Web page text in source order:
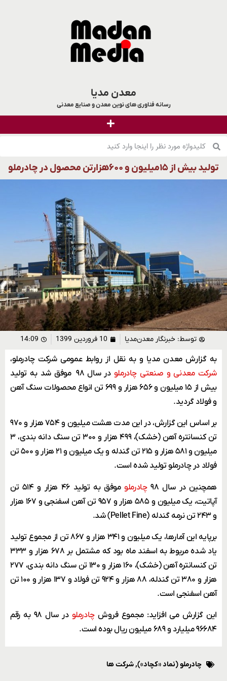
معدن مدیا
رسانه فناوری های نوین معدن و صنایع معدنی
تولید بیش از ۱۵میلیون و ۶۰۰هزارتن محصول در چادرملو
توسط: خبرنگار معدن‌مدیا 10 فروردین 1399 14:09
به گزارش معدن مدیا و به نقل از روابط عمومی شرکت چادرملو،
شرکت معدنی و صنعتی چادرملو
در سال ۹۸ موفق شد به تولید
بیش از ۱۵ میلیون و ۶۵۶ هزار و ۶۹۹ تن انواع محصولات سنگ آهن
و فولاد گردید.
بر اساس این گزارش، در این مدت هشت میلیون و ۷۵۴ هزار و ۹۷۰
تن کنسانتره آهن (خشک)، ۴۹۹ هزار و ۳۰۰ تن سنگ دانه بندی، ۳
میلیون و ۵۸۱ هزار و ۲۱۵ تن گندله و یک میلیون و ۲۱ هزار و ۵۰۰ تن
فولاد در چادرملو تولید شده است.
همچنین در سال ۹۸ چادرملو
موفق به تولید ۴۶ هزار و ۵۱۴ تن
آپاتیت، یک میلیون و ۵۸۵ هزار و ۹۵۷ تن آهن اسفنجی و ۱۶۷ هزار
و ۲۴۳ تن نرمه گندله (Pellet Fine) شد.
برپایه این آمارها، یک میلیون و ۳۴۱ هزار و ۸۶۷ تن از مجموع تولید
یاد شده مربوط به اسفند ماه بود که مشتمل بر ۶۷۸ هزار و ۳۳۳
تن کنسانتره آهن (خشک)، ۱۶۰ هزار و ۱۳۰ تن سنگ دانه بندی، ۲۷۷
هزار و ۳۸۰ تن گندله، ۸۸ هزار و ۹۲۴ تن فولاد و ۱۳۷ هزار و ۱۰۰ تن
آهن اسفنجی است.
این گزارش می افزاید: مجموع فروشچادرملو
در سال ۹۸ به رقم
۹۶۶۸۴ میلیارد و ۶۸۹ میلیون ریال بوده است.
چادرملو (نماد «کچاد»), شرکت ها